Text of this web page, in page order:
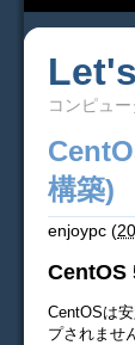
コンピュ
構築)
enjoypc (
CentOS
CentOSは
プされませ